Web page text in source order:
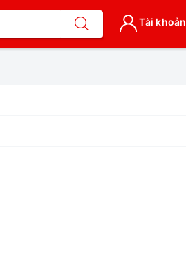
Tài khoản